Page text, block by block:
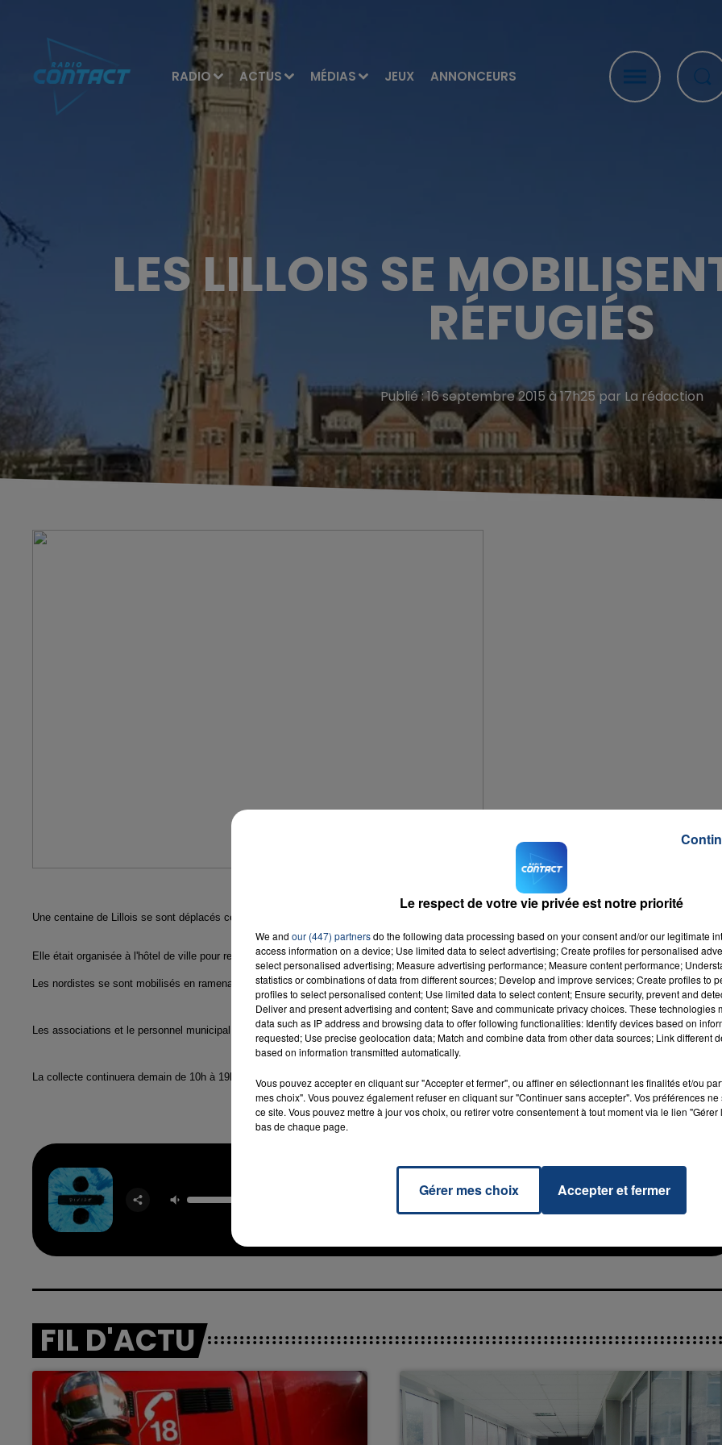
RADIO ACTUS MÉDIAS JEUX ANNONCEURS
LES LILLOIS SE
RÉFUGIÉS
Publié : 16 septembre 2015 à 17h25 par La rédaction
Une centaine de Lillois se sont déplacés cet après midi à Lille pour une collecte.
Elle était organisée à l'hôtel de ville pour recueillir de quoi aider les réfugiés.
Les nordistes se sont mobilisés en ramenant des choses utiles comme des couvertures.
Les associations et le personnel municipal ont désormais besoin de vaisselle, de linge de maison ou encore de produits d'hygiène.
La collecte continuera demain de 10h à 19h à l'Hôtel de ville.
RADIO CONTACT
FIL D'ACTU
7h00 - 11h00
La Team de l'été
Le respect de votre vie privée est notre priorité
We and our (447) partnersdo the following data processing based on your consent and/or our legitimate
access information on a device; Use limited data to select advertising; Create profiles for personalised
select personalised advertising; Measure advertising performance; Measure content performance;
statistics or combinations of data from different sources; Develop and improve services; Create profiles to
profiles to select personalised content; Use limited data to select content; Ensure security, prevent and
Deliver and present advertising and content; Save and communicate privacy choices. These technologies
data such as IP address and browsing data to offer following functionalities: Identify devices based on
requested; Use precise geolocation data; Match and combine data from other data sources; Link different
based on information transmitted automatically.
Vous pouvez accepter en cliquant sur "Accepter et fermer", ou affiner en sélectionnant les finalités et/ou
mes choix". Vous pouvez également refuser en cliquant sur "Continuer sans accepter". Vos préférences
ce site. Vous pouvez mettre à jour vos choix, ou retirer votre consentement à tout moment via le lien
bas de chaque page.
Gérer mes choix Accepter et fermer